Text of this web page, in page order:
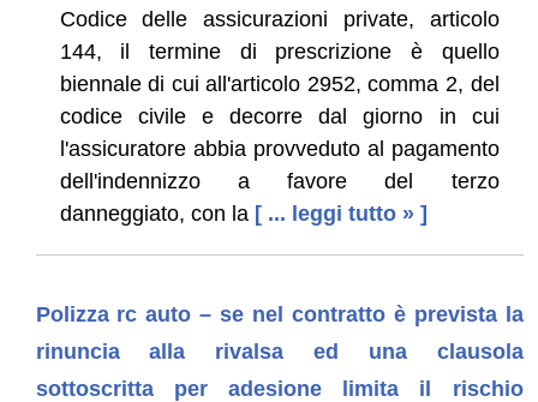
Codice delle assicurazioni private, articolo
144, il termine di prescrizione è quello
biennale di cui all'articolo 2952, comma 2, del
codice civile e decorre dal giorno in cui
l'assicuratore abbia provveduto al pagamento
dell'indennizzo a favore del terzo
danneggiato, con la [ ... leggi tutto » ]
Polizza rc auto – se nel contratto è prevista la
rinuncia alla rivalsa ed una clausola
sottoscritta per adesione limita il rischio